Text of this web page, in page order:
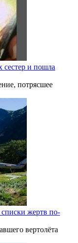
сестер и пошла
потрясшее
жертв по-
вертолёта